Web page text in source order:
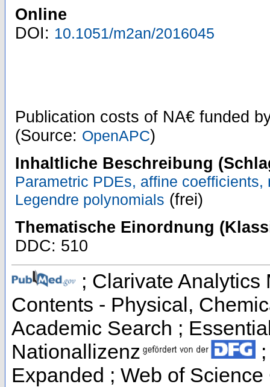
Online
DOI: 10.1051/m2an/2016045
Publication costs of NA€ funded
(Source: OpenAPC)
Inhaltliche Beschreibung
Parametric PDEs, affine coefficients,
Legendre polynomials (frei)
Thematische Einordnung
DDC: 510
; Clarivate Analytics
Contents - Physical,
Academic Search ;
Nationallizenz
Expanded ; Web of